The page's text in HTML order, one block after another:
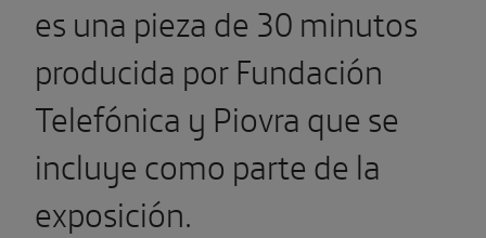
es una pieza de 30 minutos
producida por Fundación
Telefónica y Piovra que se
incluye como parte de la
exposición.